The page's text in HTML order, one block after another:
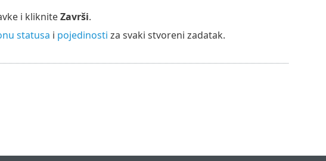
i klikniteZavrši.
statusa i pojedinosti za svaki stvoreni zadatak.